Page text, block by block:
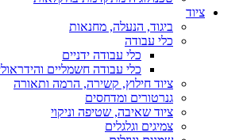
ציוד
ביגוד, הנעלה, מחנאות
כלי עבודה
כלי עבודה ידניים
כלי עבודה חשמליים
ציוד חילוץ, קשירה, הרמה ותאורה
גנרטורים ומדחסים
ציוד שאיבה, שטיפה וניקוי
צמיגים וגלגלים